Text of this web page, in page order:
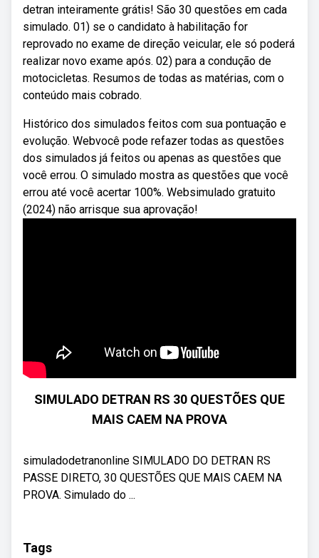
detran inteiramente grátis! São 30 questões em cada
simulado. 01) se o candidato à habilitação for
reprovado no exame de direção veicular, ele só poderá
realizar novo exame após. 02) para a condução de
motocicletas. Resumos de todas as matérias, com o
conteúdo mais cobrado.
Histórico dos simulados feitos com sua pontuação e
evolução. Webvocê pode refazer todas as questões
dos simulados já feitos ou apenas as questões que
você errou. O simulado mostra as questões que você
errou até você acertar 100%. Websimulado gratuito
(2024) não arrisque sua aprovação!
SIMULADO DETRAN RS 30 QUESTÕES QUE
MAIS CAEM NA PROVA
simuladodetranonline SIMULADO DO DETRAN RS
PASSE DIRETO, 30 QUESTÕES QUE MAIS CAEM NA
PROVA. Simulado do ...
Tags